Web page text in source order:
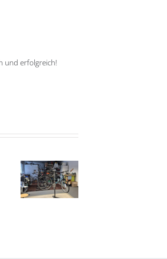
und erfolgreich!
Unterföhringer
Inklusionspreis:
Dritter Platz
für den